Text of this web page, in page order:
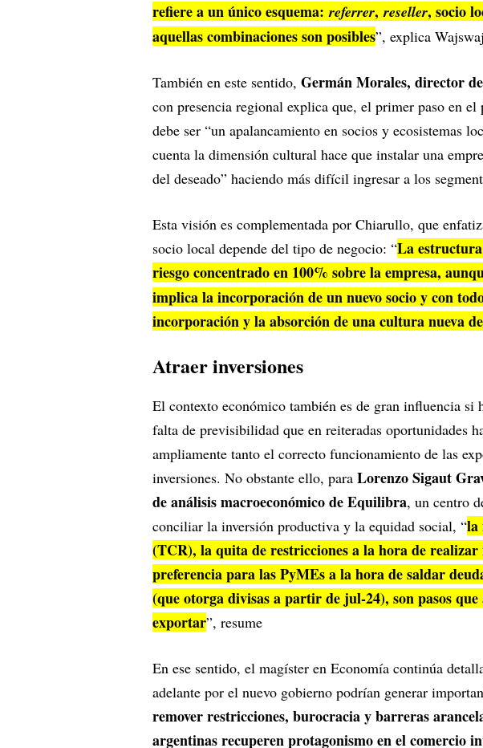
refiere a un único esquema:referrer,reseller, socio
aquellas combinaciones son posibles”, explica
También en este sentido, Germán Morales, director
con presencia regional explica que, el primer paso en
debe ser “un apalancamiento en socios y ecosistemas
cuenta la dimensión cultural hace que instalar una
del deseado” haciendo más difícil ingresar a los
Esta visión es complementada por Chiarullo, que
socio local depende del tipo de negocio: “La
riesgo concentrado en 100% sobre la empresa,
implica la incorporación de un nuevo socio y con
incorporación y la absorción de una cultura nueva
Atraer inversiones
El contexto económico también es de gran influencia
falta de previsibilidad que en reiteradas oportunidades
ampliamente tanto el correcto funcionamiento de las
inversiones. No obstante ello, para Lorenzo Sigaut
de análisis macroeconómico de Equilibra, un centro
conciliar la inversión productiva y la equidad social, “la
(TCR), la quita de restricciones a la hora de realizar
preferencia para las PyMEs a la hora de saldar
(que otorga divisas a partir de jul-24), son pasos
exportar”, resume
En ese sentido, el magíster en Economía continúa
adelante por el nuevo gobierno podrían generar
remover restricciones, burocracia y barreras
argentinas recuperen protagonismo en el comercio